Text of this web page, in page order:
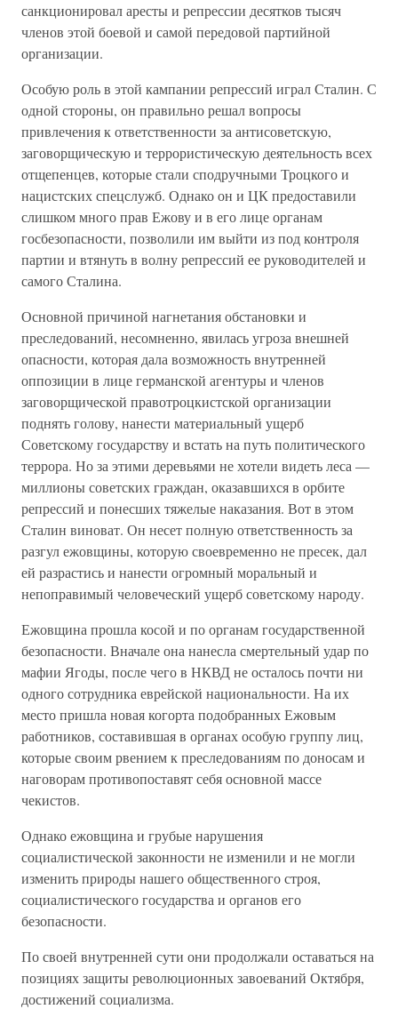
санкционировал аресты и репрессии десятков тысяч
членов этой боевой и самой передовой партийной
организации.
Особую роль в этой кампании репрессий играл Сталин. С
одной стороны, он правильно решал вопросы
привлечения к ответственности за антисоветскую,
заговорщическую и террористическую деятельность всех
отщепенцев, которые стали сподручными Троцкого и
нацистских спецслужб. Однако он и ЦК предоставили
слишком много прав Ежову и в его лице органам
госбезопасности, позволили им выйти из под контроля
партии и втянуть в волну репрессий ее руководителей и
самого Сталина.
Основной причиной нагнетания обстановки и
преследований, несомненно, явилась угроза внешней
опасности, которая дала возможность внутренней
оппозиции в лице германской агентуры и членов
заговорщической правотроцкистской организации
поднять голову, нанести материальный ущерб
Советскому государству и встать на путь политического
террора. Но за этими деревьями не хотели видеть леса —
миллионы советских граждан, оказавшихся в орбите
репрессий и понесших тяжелые наказания. Вот в этом
Сталин виноват. Он несет полную ответственность за
разгул ежовщины, которую своевременно не пресек, дал
ей разрастись и нанести огромный моральный и
непоправимый человеческий ущерб советскому народу.
Ежовщина прошла косой и по органам государственной
безопасности. Вначале она нанесла смертельный удар по
мафии Ягоды, после чего в НКВД не осталось почти ни
одного сотрудника еврейской национальности. На их
место пришла новая когорта подобранных Ежовым
работников, составившая в органах особую группу лиц,
которые своим рвением к преследованиям по доносам и
наговорам противопоставят себя основной массе
чекистов.
Однако ежовщина и грубые нарушения
социалистической законности не изменили и не могли
изменить природы нашего общественного строя,
социалистического государства и органов его
безопасности.
По своей внутренней сути они продолжали оставаться на
позициях защиты революционных завоеваний Октября,
достижений социализма.